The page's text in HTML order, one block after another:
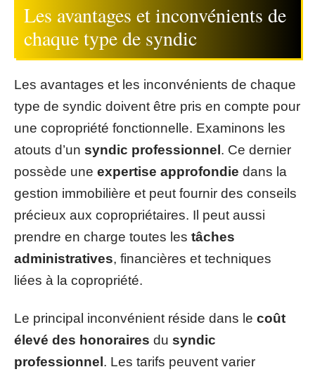
Les avantages et inconvénients de
chaque type de syndic
Les avantages et les inconvénients de chaque
type de syndic doivent être pris en compte pour
une copropriété fonctionnelle. Examinons les
atouts d’un syndic professionnel . Ce dernier
possède une expertise approfondie dans la
gestion immobilière et peut fournir des conseils
précieux aux copropriétaires. Il peut aussi
prendre en charge toutes les tâches
administratives, financières et techniques
liées à la copropriété.
Le principal inconvénient réside dans le coût
élevé des honoraires du syndic
professionnel . Les tarifs peuvent varier